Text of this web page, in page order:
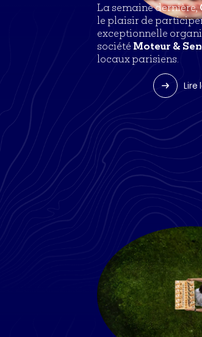
La semaine dernière,
le plaisir de
exceptionnelle
société Moteur &
locaux parisiens.
Lire